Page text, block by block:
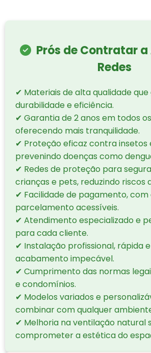
Prós de Contratar a
Redes
✔ Materiais de alta qualidade
durabilidade e eficiência.
✔ Garantia de 2 anos em todos
oferecendo mais tranquilidade.
✔ Proteção eficaz contra insetos
prevenindo doenças como
✔ Redes de proteção para
crianças e pets, reduzindo riscos
✔ Facilidade de pagamento, com
parcelamento acessíveis.
✔ Atendimento especializado e
para cada cliente.
✔ Instalação profissional, rápida
acabamento impecável.
✔ Cumprimento das normas
e condomínios.
✔ Modelos variados e
combinar com qualquer
✔ Melhoria na ventilação natural
comprometer a estética do